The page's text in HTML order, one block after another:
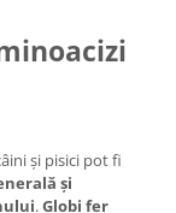
și pisici pot fi
și
.Globi fer